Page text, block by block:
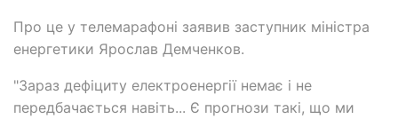
Про це у телемарафоні заявив заступник міністра
енергетики Ярослав Демченков.
"Зараз дефіциту електроенергії немає і не
передбачається навіть... Є прогнози такі, що ми